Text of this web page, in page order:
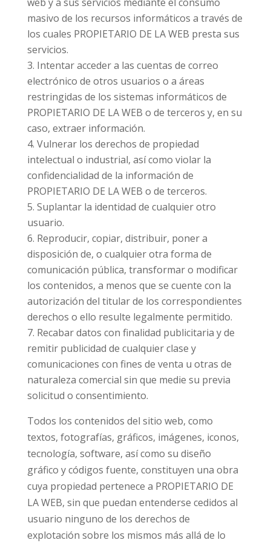
masivo de los recursos informáticos a través de
los cuales PROPIETARIO DE LA WEB presta sus
servicios.
Intentar acceder a las cuentas de correo
electrónico de otros usuarios o a áreas
restringidas de los sistemas informáticos de
PROPIETARIO DE LA WEB o de terceros y, en su
caso, extraer información.
Vulnerar los derechos de propiedad
intelectual o industrial, así como violar la
confidencialidad de la información de
PROPIETARIO DE LA WEB o de terceros.
Suplantar la identidad de cualquier otro
usuario.
Reproducir, copiar, distribuir, poner a
disposición de, o cualquier otra forma de
comunicación pública, transformar o modificar
los contenidos, a menos que se cuente con la
autorización del titular de los correspondientes
derechos o ello resulte legalmente permitido.
Recabar datos con finalidad publicitaria y de
remitir publicidad de cualquier clase y
comunicaciones con fines de venta u otras de
naturaleza comercial sin que medie su previa
solicitud o consentimiento.
Todos los contenidos del sitio web, como
textos, fotografías, gráficos, imágenes, iconos,
tecnología, software, así como su diseño
gráfico y códigos fuente, constituyen una obra
cuya propiedad pertenece a PROPIETARIO DE
LA WEB, sin que puedan entenderse cedidos al
usuario ninguno de los derechos de
explotación sobre los mismos más allá de lo